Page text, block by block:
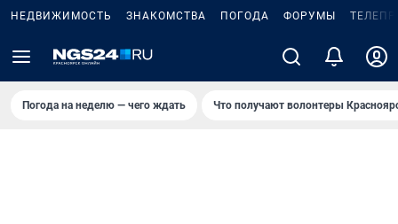
НЕДВИЖИМОСТЬ ЗНАКОМСТВА ПОГОДА ФОРУМЫ
Погода на неделю — чего ждать Что получают волонтеры